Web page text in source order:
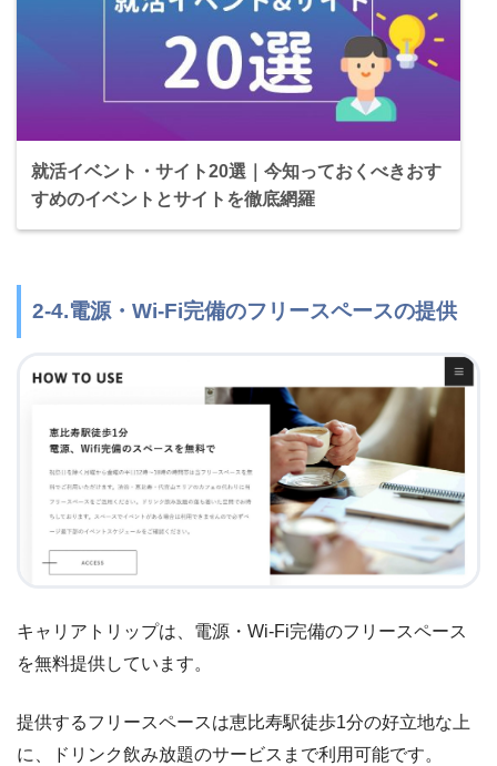
就活イベント・サイト20選｜今知っておくべきおす
すめのイベントとサイトを徹底網羅
2-4.電源・Wi-Fi完備のフリースペースの提供
キャリアトリップは、電源・Wi-Fi完備のフリースペース
を無料提供しています。
提供するフリースペースは恵比寿駅徒歩1分の好立地な上
に、ドリンク飲み放題のサービスまで利用可能です。